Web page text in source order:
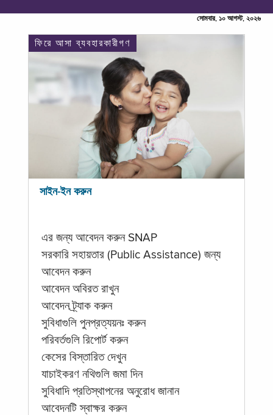
সোমবার, ১০ আগস্ট, ২০২৬
ফিরে আসা ব্যবহারকারীগণ
সাইন-ইন করুন
এর জন্য আবেদন করুন SNAP
সরকারি সহায়তার (Public Assistance) জন্য
আবেদন করুন
আবেদন অবিরত রাখুন
আবেদন ট্র্যাক করুন
সুবিধাগুলি পুনপ্রত্যয়নঃ করুন
পরিবর্তগুলি রিপোর্ট করুন
কেসের বিস্তারিত দেখুন
যাচাইকরণ নথিগুলি জমা দিন
সুবিধাদি প্রতিস্থাপনের অনুরোধ জানান
আবেদনটি স্বাক্ষর করুন